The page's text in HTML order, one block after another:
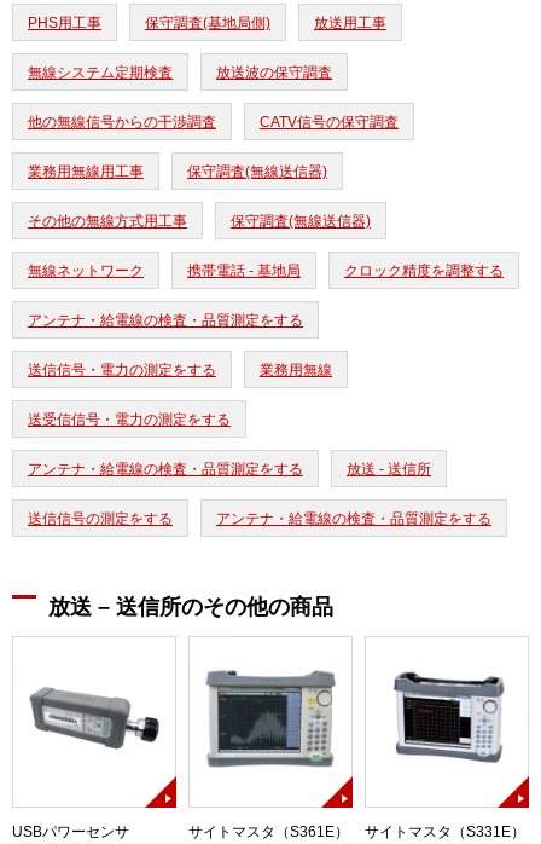
PHS用工事 保守調査(基地局側) 放送用工事
無線システム定期検査 放送波の保守調査
他の無線信号からの干渉調査 CATV信号の保守調査
業務用無線用工事 保守調査(無線送信器)
その他の無線方式用工事 保守調査(無線送信器)
無線ネットワーク 携帯電話 - 基地局 クロック精度を調整する
アンテナ・給電線の検査・品質測定をする
送信信号・電力の測定をする 業務用無線
送受信信号・電力の測定をする
アンテナ・給電線の検査・品質測定をする 放送 - 送信所
送信信号の測定をする アンテナ・給電線の検査・品質測定をする
放送 – 送信所のその他の商品
USBパワーセンサ
サイトマスタ（S361E）
サイトマスタ（S331E）